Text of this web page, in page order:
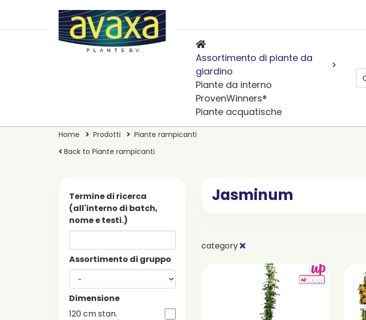
Assortimento di piante da
giardino
Piante da interno
ProvenWinners®
Piante acquatische
Home Prodotti
Piante rampicanti
Back to Piante rampicanti
Termine di ricerca
(all'interno di batch,
nome e testi.)
Assortimento di gruppo
Dimensione
120 cm stan.
Jasminum
category